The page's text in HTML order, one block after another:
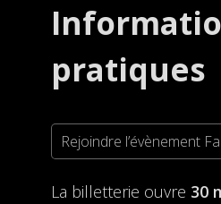
pratiques
Rejoindre l’évènement
La billetterie ouvre 30